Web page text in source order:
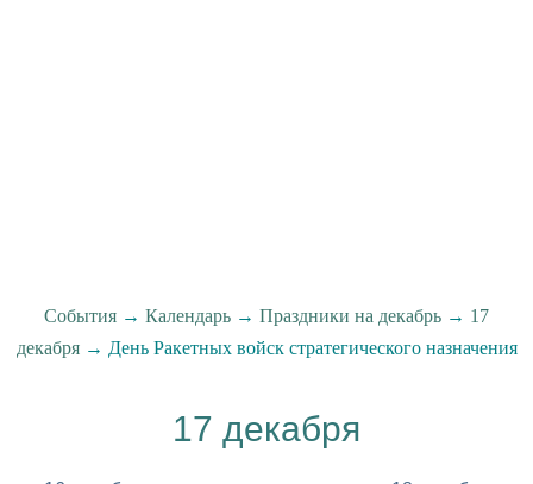
События → Календарь → Праздники на декабрь → 17
декабря→ День Ракетных войск стратегического назначения
17 декабря